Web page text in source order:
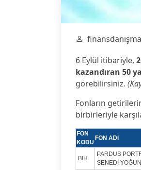
6 Eylül itibariyle,
kazandıran 50
görebilirsiniz.
Fonların
birbirleriyle
FON
KODU
FON ADI
BIH
PARDUS
SENEDİ